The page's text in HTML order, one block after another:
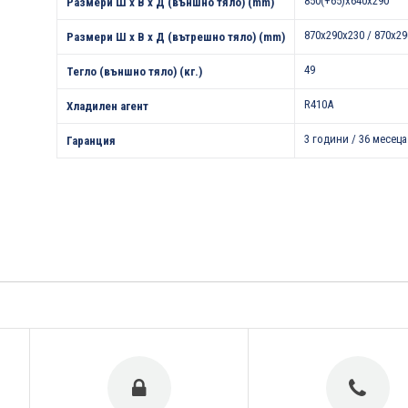
Размери Ш х В х Д (вътрешно тяло) (mm) 870x290x230 /
Тегло (външно тяло) (кг.) 49
Хладилен агент R410A
Гаранция 3 години / 36 месеца